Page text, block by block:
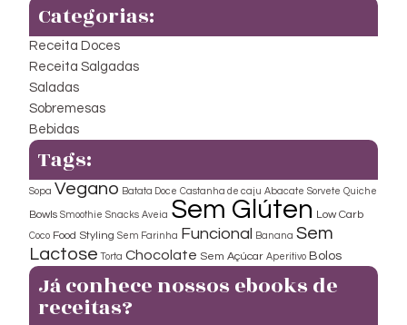
Categorias:
Receita Doces
Receita Salgadas
Saladas
Sobremesas
Bebidas
Tags:
Sopa Vegano Batata Doce Castanha de caju Abacate Sorvete Quiche
Bowls Smoothie Snacks Aveia Sem Glúten Low Carb
Coco Food Styling Sem Farinha Funcional Banana Sem
Lactose Torta Chocolate Sem Açúcar Aperitivo Bolos
Já conhece nossos ebooks de
receitas?